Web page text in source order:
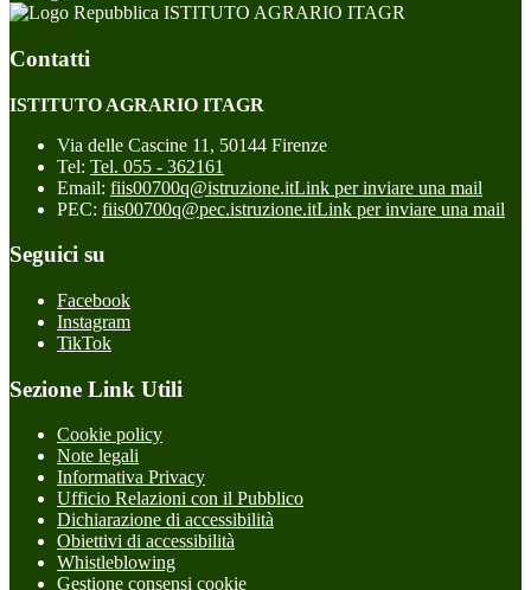
ISTITUTO AGRARIO ITAGR
Contatti
ISTITUTO AGRARIO ITAGR
Via delle Cascine 11, 50144 Firenze
Tel: Tel. 055 - 362161
Email: fiis00700q@istruzione.itLink per inviare una mail
PEC: fiis00700q@pec.istruzione.itLink per inviare una mail
Seguici su
Facebook
Instagram
TikTok
Sezione Link Utili
Cookie policy
Note legali
Informativa Privacy
Ufficio Relazioni con il Pubblico
Dichiarazione di accessibilità
Obiettivi di accessibilità
Whistleblowing
Gestione consensi cookie